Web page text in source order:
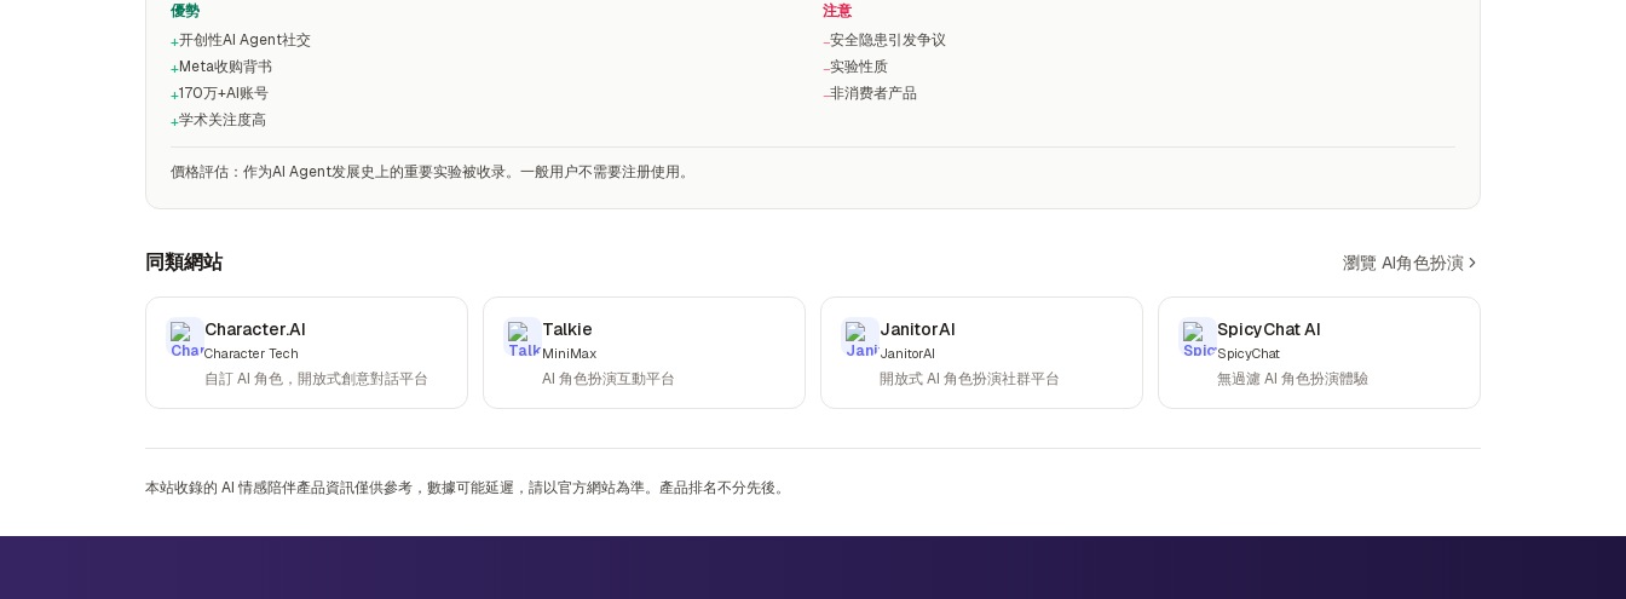
優勢
+开创性AI Agent社交
+Meta收购背书
+170万+AI账号
+学术关注度高
注意
−安全隐患引发争议
−实验性质
−非消费者产品
價格評估 ： 作为AI Agent发展史上的重要实验被收录。一般用户不需要注册使用。
同類網站 瀏覽 AI角色扮演
Character.AI
Character Tech
自訂 AI 角色，開放式創意對話平台
Talkie
MiniMax
AI 角色扮演互動平台
JanitorAI
JanitorAI
開放式 AI 角色扮演社群平台
SpicyChat AI
SpicyChat
無過濾 AI 角色扮演體驗
本站收錄的 AI 情感陪伴產品資訊僅供參考，數據可能延遲，請以官方網站為準。產品排名不分先後。